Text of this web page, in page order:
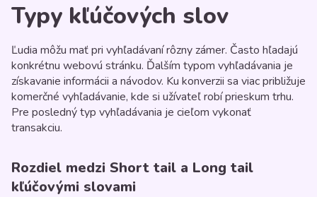
Typy kľúčových slov
Ľudia môžu mať pri vyhľadávaní rôzny zámer. Často hľadajú
konkrétnu webovú stránku. Ďalším typom vyhľadávania je
získavanie informácii a návodov. Ku konverzii sa viac približuje
komerčné vyhľadávanie, kde si užívateľ robí prieskum trhu.
Pre posledný typ vyhľadávania je cieľom vykonať
transakciu.
Rozdiel medzi Short tail a Long tail
kľúčovými slovami